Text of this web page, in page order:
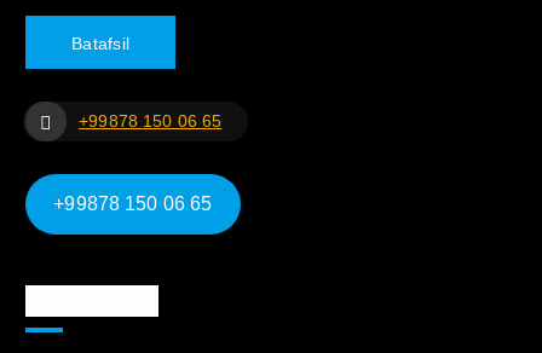
Batafsil
+99878 150 06 65
+99878 150 06 65